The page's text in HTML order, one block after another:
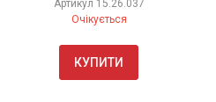
Артикул 15.26.037
Очікується
КУПИТИ